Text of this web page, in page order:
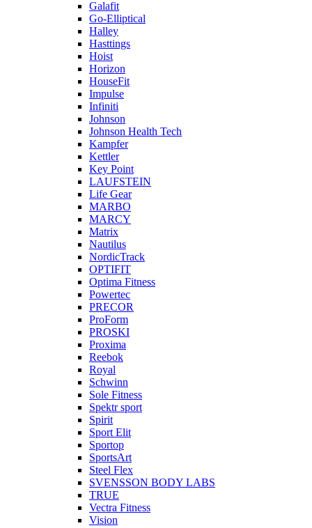
Galafit
Go-Elliptical
Halley
Hasttings
Hoist
Horizon
HouseFit
Impulse
Infiniti
Johnson
Johnson Health Tech
Kampfer
Kettler
Key Point
LAUFSTEIN
Life Gear
MARBO
MARCY
Matrix
Nautilus
NordicTrack
OPTIFIT
Optima Fitness
Powertec
PRECOR
ProForm
PROSKI
Proxima
Reebok
Royal
Schwinn
Sole Fitness
Spektr sport
Spirit
Sport Elit
Sportop
SportsArt
Steel Flex
SVENSSON BODY LABS
TRUE
Vectra Fitness
Vision